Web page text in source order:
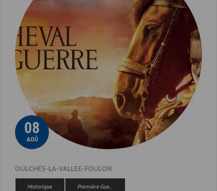
08
AOÛ
OULCHES-LA-VALLEE-FOULON
Historique Première Gue…